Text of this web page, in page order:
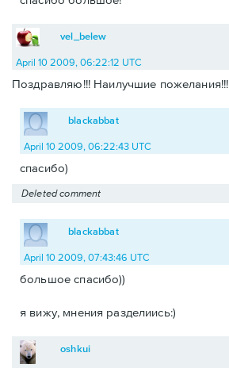
vel_belew
April 10 2009, 06:22:12 UTC
Поздравляю!!! Наилучшие пожелания!!!
blackabbat
April 10 2009, 06:22:43 UTC
спасибо)
Deleted comment
blackabbat
April 10 2009, 07:43:46 UTC
большое спасибо))
я вижу, мнения разделиись:)
oshkui